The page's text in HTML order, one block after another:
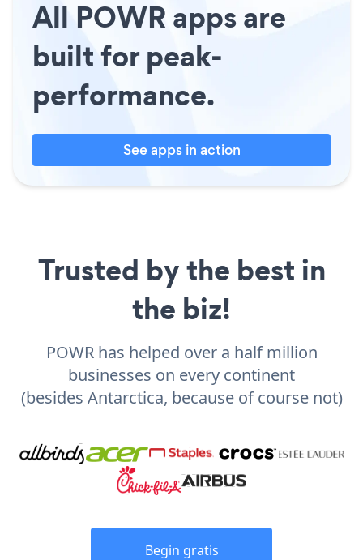
All POWR apps are
built for peak-
performance.
See apps in action
Trusted by the best in
the biz!
POWR has helped over a half million
businesses on every continent
(besides Antarctica, because of course not)
Begin gratis